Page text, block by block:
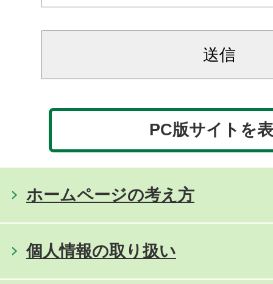
PC版サイトを
ホームページの考え方
個人情報の取り扱い